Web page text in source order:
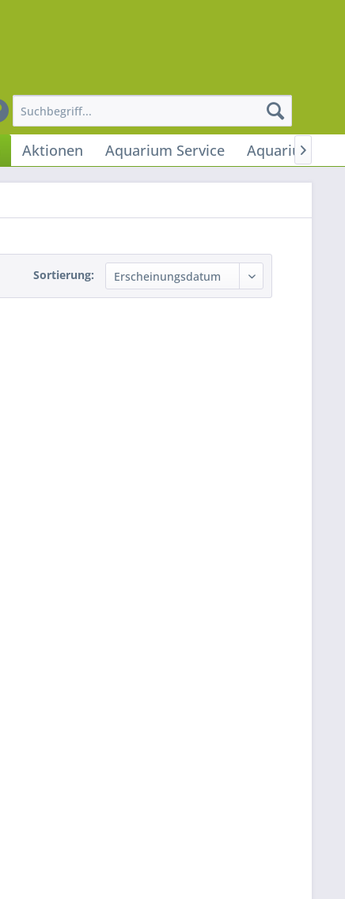
Aktionen Aquarium Service Aquarium

Sortierung: